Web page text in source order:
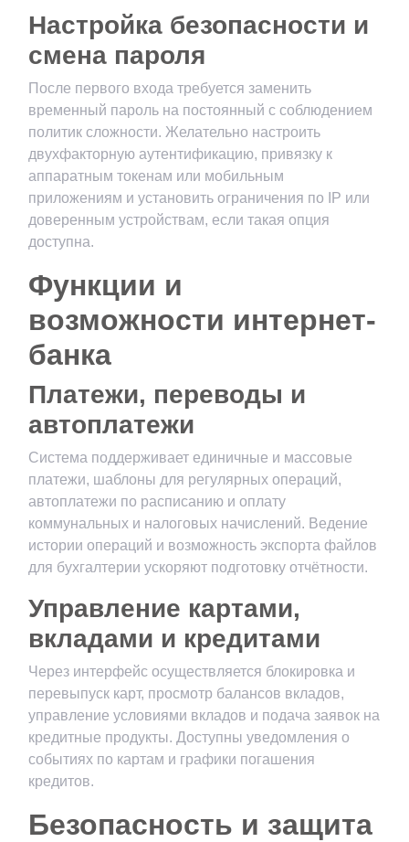
Настройка безопасности и
смена пароля
После первого входа требуется заменить
временный пароль на постоянный с соблюдением
политик сложности. Желательно настроить
двухфакторную аутентификацию, привязку к
аппаратным токенам или мобильным
приложениям и установить ограничения по IP или
доверенным устройствам, если такая опция
доступна.
Функции и
возможности интернет-
банка
Платежи, переводы и
автоплатежи
Система поддерживает единичные и массовые
платежи, шаблоны для регулярных операций,
автоплатежи по расписанию и оплату
коммунальных и налоговых начислений. Ведение
истории операций и возможность экспорта файлов
для бухгалтерии ускоряют подготовку отчётности.
Управление картами,
вкладами и кредитами
Через интерфейс осуществляется блокировка и
перевыпуск карт, просмотр балансов вкладов,
управление условиями вкладов и подача заявок на
кредитные продукты. Доступны уведомления о
событиях по картам и графики погашения
кредитов.
Безопасность и защита